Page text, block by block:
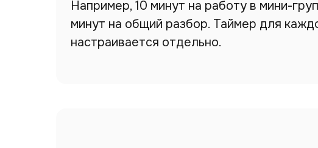
Например, 10 минут на работу в мини-
минут на общий разбор. Таймер для
настраивается отдельно.